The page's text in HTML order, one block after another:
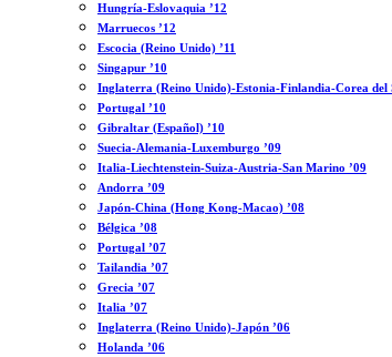
Hungría-Eslovaquia ’12
Marruecos ’12
Escocia (Reino Unido) ’11
Singapur ’10
Inglaterra (Reino Unido)-Estonia-Finlandia-Corea del
Portugal ’10
Gibraltar (Español) ’10
Suecia-Alemania-Luxemburgo ’09
Italia-Liechtenstein-Suiza-Austria-San Marino ’09
Andorra ’09
Japón-China (Hong Kong-Macao) ’08
Bélgica ’08
Portugal ’07
Tailandia ’07
Grecia ’07
Italia ’07
Inglaterra (Reino Unido)-Japón ’06
Holanda ’06